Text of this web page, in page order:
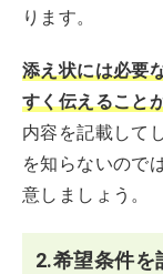
ります。
添え状には必要
すく伝えること
内容を記載して
を知らないので
意しましょう。
2.希望条件を